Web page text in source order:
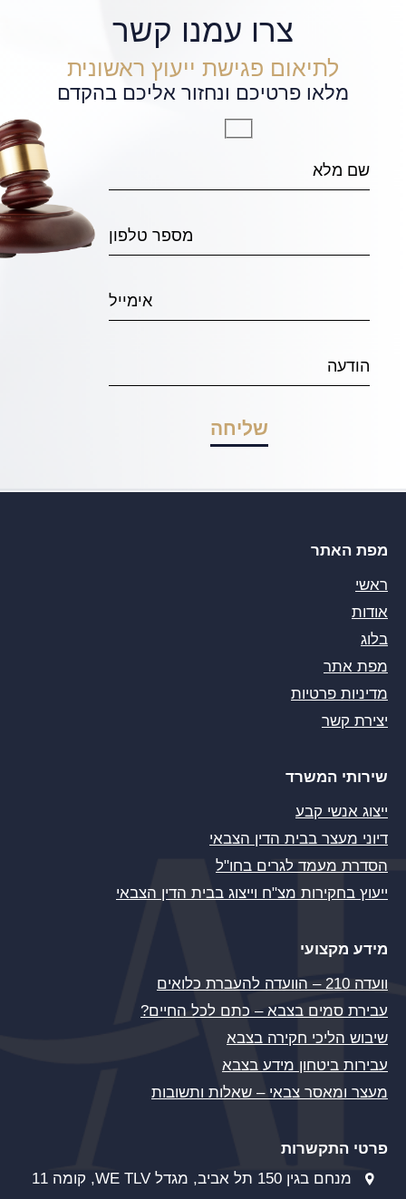
צרו עמנו קשר
לתיאום פגישת ייעוץ ראשונית
מלאו פרטיכם ונחזור אליכם בהקדם
מפת האתר
ראשי
אודות
בלוג
מפת אתר
מדיניות פרטיות
יצירת קשר
שירותי המשרד
ייצוג אנשי קבע
דיוני מעצר בבית הדין הצבאי
הסדרת מעמד לגרים בחו"ל
ייעוץ בחקירות מצ"ח וייצוג בבית הדין הצבאי
מידע מקצועי
וועדה 210 – הוועדה להעברת כלואים
עבירת סמים בצבא – כתם לכל החיים?
שיבוש הליכי חקירה בצבא
עבירות ביטחון מידע בצבא
מעצר ומאסר צבאי – שאלות ותשובות
פרטי התקשרות
מנחם בגין 150 תל אביב, מגדל WE TLV, קומה 11